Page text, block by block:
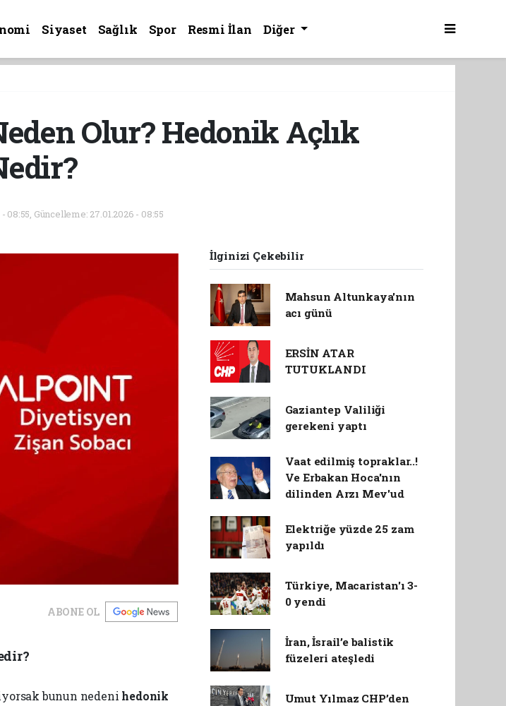
Siyaset Sağlık Spor Resmi İlan Diğer
Olur? Hedonik Açlık
- 08:55, Güncelleme: 27.01.2026 - 08:55
ABONE OL
bunun nedeni hedonik
İlginizi Çekebilir
Mahsun Altunkaya'nın
acı günü
ERSİN ATAR
TUTUKLANDI
Gaziantep Valiliği
gerekeni yaptı
Vaat edilmiş topraklar..!
Ve Erbakan Hoca'nın
dilinden Arzı Mev'ud
Elektriğe yüzde 25 zam
yapıldı
Türkiye, Macaristan'ı 3-
0 yendi
İran, İsrail’e balistik
füzeleri ateşledi
Umut Yılmaz CHP’den